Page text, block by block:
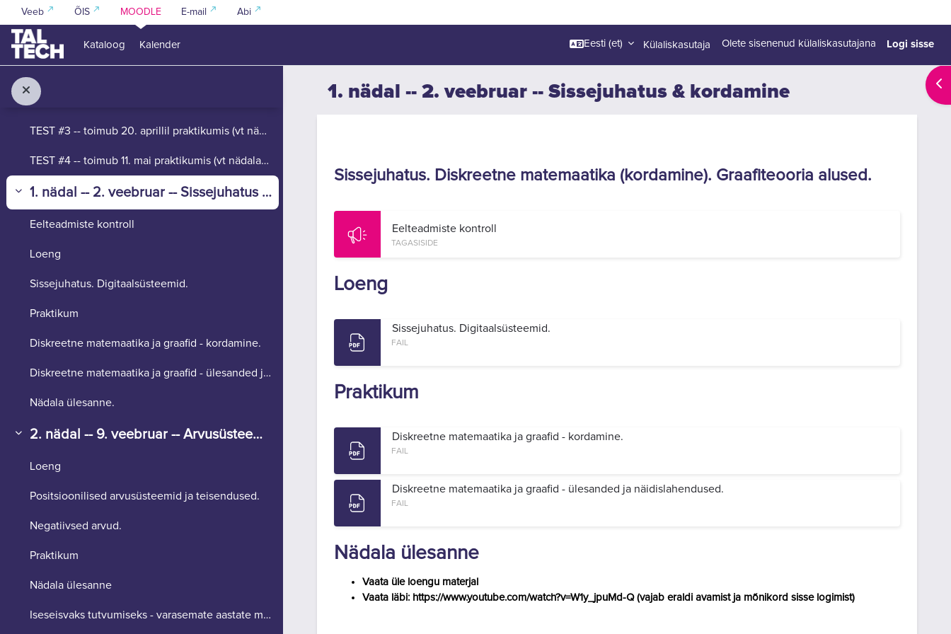
Jäta vahele peasisuni
Veeb ÕIS MOODLE E-mail Abi
Kataloog Kalender Eesti ‎(et)‎ Külaliskasutaja Olete sisenenud külaliskasutajana Logi sisse
Ülesanne — Ujupunktarvude liitmine [Testid #2]
TEST #3 -- toimub 20. aprillil praktikumis (vt nädal 12).
TEST #4 -- toimub 11. mai praktikumis (vt nädalat 15).
1. nädal -- 2. veebruar -- Sissejuhatus & kordamine
Eelteadmiste kontroll
Loeng
Sissejuhatus. Digitaalsüsteemid.
Praktikum
Diskreetne matemaatika ja graafid - kordamine.
Diskreetne matemaatika ja graafid - ülesanded ja näidislahendused.
Nädala ülesanne.
2. nädal -- 9. veebruar -- Arvusüsteemid (I)
Loeng
Positsioonilised arvusüsteemid ja teisendused.
Negatiivsed arvud.
Praktikum
Nädala ülesanne
Iseseisvaks tutvumiseks - varasemate aastate materjalid
1. nädal -- 2. veebruar -- Sissejuhatus & kordamine
Sissejuhatus. Diskreetne matemaatika (kordamine). Graafiteooria alused.
Eelteadmiste kontroll
TAGASISIDE
Loeng
Sissejuhatus. Digitaalsüsteemid.
FAIL
Praktikum
Diskreetne matemaatika ja graafid - kordamine.
FAIL
Diskreetne matemaatika ja graafid - ülesanded ja näidislahendused.
FAIL
Nädala ülesanne
Vaata üle loengu materjal
Vaata läbi: https://www.youtube.com/watch?v=W1y_jpuMd-Q (vajab eraldi avamist ja mõnikord sisse logimist)